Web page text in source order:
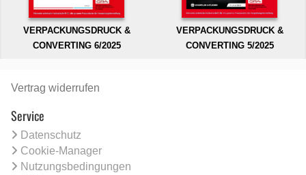
VERPACKUNGSDRUCK &
CONVERTING 6/2025
VERPACKUNGSDRUCK &
CONVERTING 5/2025
Vertrag widerrufen
Service
Datenschutz
Cookie-Manager
Nutzungsbedingungen